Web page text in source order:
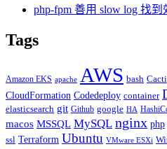
php-fpm 善用 slow log 找到
Tags
Amazon EKS apache AWS bash Cacti
CloudFormation Codedeploy container
elasticsearch git Github google HA
macos MSSQL MySQL nginx php
ssl Terraform Ubuntu VMware ESXi